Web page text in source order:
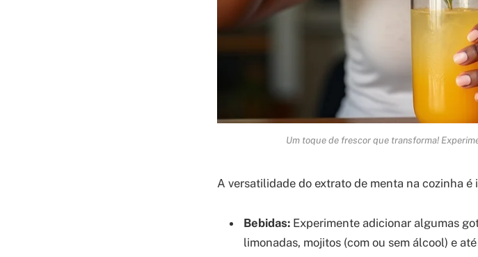
Um toque de frescor que transforma!
A versatilidade do extrato de menta na cozinha é
Bebidas: Experimente adicionar algumas
limonadas, mojitos (com ou sem álcool) e